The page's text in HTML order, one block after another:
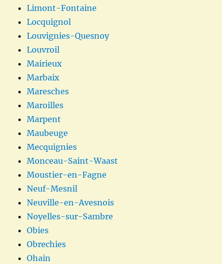
Limont-Fontaine
Locquignol
Louvignies-Quesnoy
Louvroil
Mairieux
Marbaix
Maresches
Maroilles
Marpent
Maubeuge
Mecquignies
Monceau-Saint-Waast
Moustier-en-Fagne
Neuf-Mesnil
Neuville-en-Avesnois
Noyelles-sur-Sambre
Obies
Obrechies
Ohain